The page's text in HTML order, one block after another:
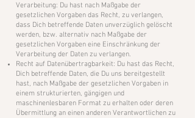
Verarbeitung: Du hast nach Maßgabe der
gesetzlichen Vorgaben das Recht, zu verlangen,
dass Dich betreffende Daten unverzüglich gelöscht
werden, bzw. alternativ nach Maßgabe der
gesetzlichen Vorgaben eine Einschränkung der
Verarbeitung der Daten zu verlangen.
Recht auf Datenübertragbarkeit: Du hast das Recht,
Dich betreffende Daten, die Du uns bereitgestellt
hast, nach Maßgabe der gesetzlichen Vorgaben in
einem strukturierten, gängigen und
maschinenlesbaren Format zu erhalten oder deren
Übermittlung an einen anderen Verantwortlichen zu